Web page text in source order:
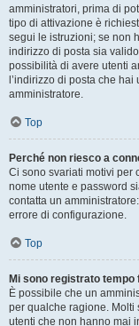
amministratori, prima di
tipo di attivazione è
segui le istruzioni; se non
indirizzo di posta sia
possibilità di avere utenti
l’indirizzo di posta che
amministratore.
Top
Perché non riesco a
Ci sono svariati motivi per
nome utente e password
contatta un
errore di configurazione.
Top
Mi sono registrato
È possibile che un
per qualche ragione. Molti
utenti che non hanno mai